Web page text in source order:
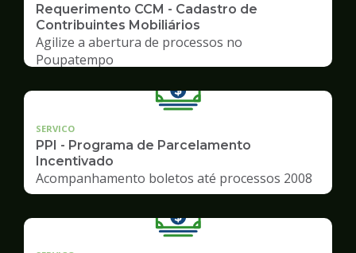
Requerimento CCM - Cadastro de
Contribuintes Mobiliários
Agilize a abertura de processos no
Poupatempo
SERVICO
PPI - Programa de Parcelamento
Incentivado
Acompanhamento boletos até processos 2008